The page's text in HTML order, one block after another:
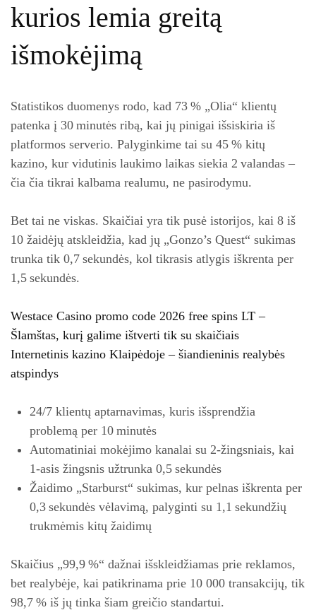
kurios lemia greitą
išmokėjimą
Statistikos duomenys rodo, kad 73 % „Olia“ klientų
patenka į 30 minutės ribą, kai jų pinigai išsiskiria iš
platformos serverio. Palyginkime tai su 45 % kitų
kazino, kur vidutinis laukimo laikas siekia 2 valandas –
čia čia tikrai kalbama realumu, ne pasirodymu.
Bet tai ne viskas. Skaičiai yra tik pusė istorijos, kai 8 iš
10 žaidėjų atskleidžia, kad jų „Gonzo’s Quest“ sukimas
trunka tik 0,7 sekundės, kol tikrasis atlygis iškrenta per
1,5 sekundės.
Westace Casino promo code 2026 free spins LT –
Šlamštas, kurį galime ištverti tik su skaičiais
Internetinis kazino Klaipėdoje – šiandieninis realybės
atspindys
24/7 klientų aptarnavimas, kuris išsprendžia
problemą per 10 minutės
Automatiniai mokėjimo kanalai su 2‑žingsniais, kai
1‑asis žingsnis užtrunka 0,5 sekundės
Žaidimo „Starburst“ sukimas, kur pelnas iškrenta per
0,3 sekundės vėlavimą, palyginti su 1,1 sekundžių
trukmėmis kitų žaidimų
Skaičius „99,9 %“ dažnai išskleidžiamas prie reklamos,
bet realybėje, kai patikrinama prie 10 000 transakcijų, tik
98,7 % iš jų tinka šiam greičio standartui.